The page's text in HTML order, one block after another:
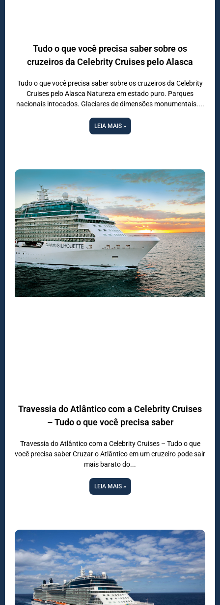
Tudo o que você precisa saber sobre os
cruzeiros da Celebrity Cruises pelo Alasca
Tudo o que você precisa saber sobre os cruzeiros da Celebrity
Cruises pelo Alasca Natureza em estado puro. Parques
nacionais intocados. Glaciares de dimensões monumentais.
LEIA MAIS »
Travessia do Atlântico com a Celebrity Cruises
– Tudo o que você precisa saber
Travessia do Atlântico com a Celebrity Cruises – Tudo o que
você precisa saber Cruzar o Atlântico em um cruzeiro pode sair
mais barato do
LEIA MAIS »